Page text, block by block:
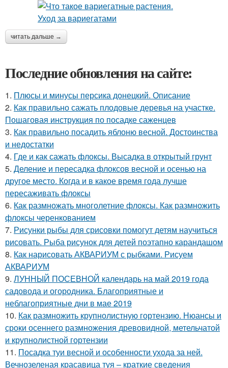
читать дальше →
Последние обновления на сайте:
1. Плюсы и минусы персика донецкий. Описание
2. Как правильно сажать плодовые деревья на участке.
Пошаговая инструкция по посадке саженцев
3. Как правильно посадить яблоню весной. Достоинства
и недостатки
4. Где и как сажать флоксы. Высадка в открытый грунт
5. Деление и пересадка флоксов весной и осенью на
другое место. Когда и в какое время года лучше
пересаживать флоксы
6. Как размножать многолетние флоксы. Как размножить
флоксы черенкованием
7. Рисунки рыбы для срисовки помогут детям научиться
рисовать. Рыба рисунок для детей поэтапно карандашом
8. Как нарисовать АКВАРИУМ с рыбками. Рисуем
АКВАРИУМ
9. ЛУННЫЙ ПОСЕВНОЙ календарь на май 2019 года
садовода и огородника. Благоприятные и
неблагоприятные дни в мае 2019
10. Как размножить крупнолистную гортензию. Нюансы и
сроки осеннего размножения древовидной, метельчатой
и крупнолистной гортензии
11. Посадка туи весной и особенности ухода за ней.
Вечнозеленая красавица туя – краткие сведения